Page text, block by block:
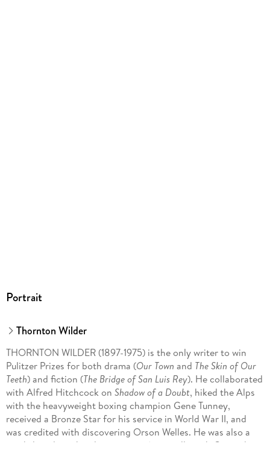
Portrait
Thornton Wilder
THORNTON WILDER (1897-1975) is the only writer to win
Pulitzer Prizes for both drama (Our Town and The Skin of Our
Teeth) and fiction (The Bridge of San Luis Rey). He collaborated
with Alfred Hitchcock on Shadow of a Doubt, hiked the Alps
with the heavyweight boxing champion Gene Tunney,
received a Bronze Star for his service in World War II, and
was credited with discovering Orson Welles. He was also a
much-loved teacher, letter-writer (especially with Gertrude